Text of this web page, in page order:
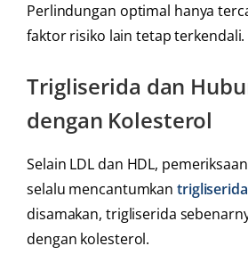
Perlindungan optimal hanya
faktor risiko lain tetap terkendali.
Trigliserida dan
dengan Kolesterol
Selain LDL dan HDL,
selalu mencantumkan trigliserida
disamakan, trigliserida
dengan kolesterol.